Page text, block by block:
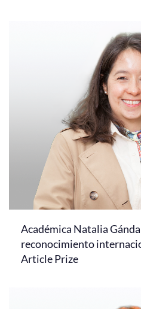
Académica Natalia
reconocimiento
Article Prize